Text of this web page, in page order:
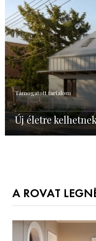
Támogatott tartalom
Új életre
A ROVAT